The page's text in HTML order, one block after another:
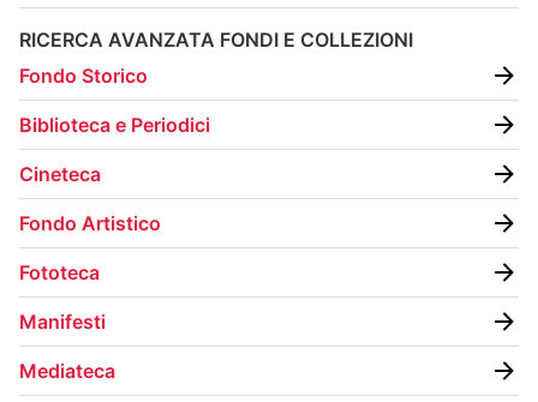
RICERCA AVANZATA FONDI E COLLEZIONI
Fondo Storico
Biblioteca e Periodici
Cineteca
Fondo Artistico
Fototeca
Manifesti
Mediateca